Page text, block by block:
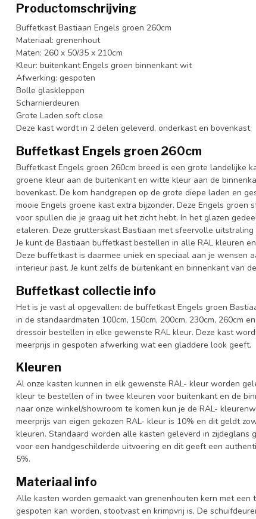
Productomschrijving
Buffetkast Bastiaan Engels groen 260cm
Materiaal: grenenhout
Maten: 260 x 50/35 x 210cm
Kleur: buitenkant Engels groen binnenkant wit
Afwerking: gespoten
Bolle glaskleppen
Scharnierdeuren
Grote Laden soft close
Deze kast wordt in 2 delen geleverd, onderkast en bovenkast
Buffetkast Engels groen 260cm
Buffetkast Engels groen 260cm breed is een grote landelijke
groene kleur aan de buitenkant en witte kleur aan de
bovenkast. De kom handgrepen op de grote diepe laden en
mooie Engels groene kast extra bijzonder. Deze Engels
voor spullen die je graag uit het zicht hebt. In het glazen
etaleren. Deze grutterskast Bastiaan met sfeervolle
Je kunt de Bastiaan buffetkast bestellen in alle RAL kleuren
Deze buffetkast is daarmee uniek en speciaal aan je wensen
interieur past. Je kunt zelfs de buitenkant en binnenkant van
Buffetkast collectie info
Het is je vast al opgevallen: de buffetkast Engels groen
in de standaardmaten 100cm, 150cm, 200cm, 230cm, 260cm
dressoir bestellen in elke gewenste RAL kleur. Deze kast
meerprijs in gespoten afwerking wat een gladdere look geeft.
Kleuren
Al onze kasten kunnen in elk gewenste RAL- kleur worden
kleur te bestellen of in twee kleuren voor buitenkant en de
naar onze winkel/showroom te komen kun je de RAL-
meerprijs van eigen gekozen RAL- kleur is 10% en dit geldt
kleuren. Standaard worden alle kasten geleverd in zijdeglans
voor een handgeschilderde uitvoering en dit geeft een
5%.
Materiaal info
Alle kasten worden gemaakt van grenenhouten kern met
gespoten kan worden, stootvast en krimpvrij is, De